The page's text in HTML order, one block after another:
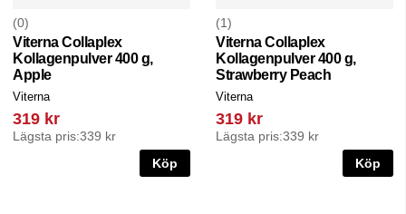
0
Viterna Collaplex
Kollagenpulver 400 g,
Apple
Viterna
319 kr
Lägsta pris:339 kr
Köp
1
Viterna Collaplex
Kollagenpulver 400 g,
Strawberry Peach
Viterna
319 kr
Lägsta pris:339 kr
Köp